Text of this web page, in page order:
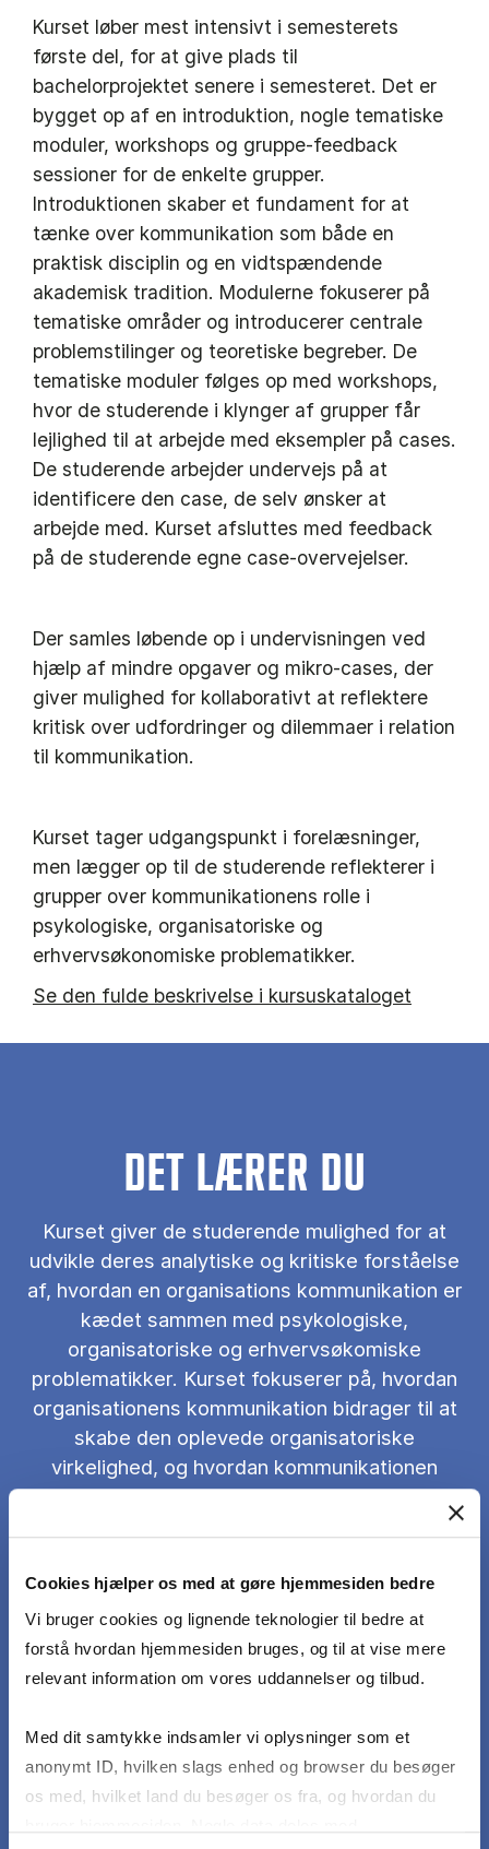
Cookies hjælper os med at gøre hjemmesiden bedre
Vi bruger cookies og lignende teknologier til bedre at
forstå hvordan hjemmesiden bruges, og til at vise mere
relevant information om vores uddannelser og tilbud.
Med dit samtykke indsamler vi oplysninger som et
anonymt ID, hvilken slags enhed og browser du besøger
os med, hvilket land du besøger os fra, og hvordan du
Kurset løber mest intensivt i semesterets
første del, for at give plads til
bachelorprojektet senere i semesteret. Det er
bygget op af en introduktion, nogle tematiske
moduler, workshops og gruppe-feedback
sessioner for de enkelte grupper.
Introduktionen skaber et fundament for at
tænke over kommunikation som både en
praktisk disciplin og en vidtspændende
akademisk tradition. Modulerne fokuserer på
tematiske områder og introducerer centrale
problemstilinger og teoretiske begreber. De
tematiske moduler følges op med workshops,
hvor de studerende i klynger af grupper får
lejlighed til at arbejde med eksempler på cases.
De studerende arbejder undervejs på at
identificere den case, de selv ønsker at
arbejde med. Kurset afsluttes med feedback
på de studerende egne case-overvejelser.
Der samles løbende op i undervisningen ved
hjælp af mindre opgaver og mikro-cases, der
giver mulighed for kollaborativt at reflektere
kritisk over udfordringer og dilemmaer i relation
til kommunikation.
Kurset tager udgangspunkt i forelæsninger,
men lægger op til de studerende reflekterer i
grupper over kommunikationens rolle i
psykologiske, organisatoriske og
erhvervsøkonomiske problematikker.
Se den fulde beskrivelse i kursuskataloget
DET LÆRER DU
Kurset giver de studerende mulighed for at
udvikle deres analytiske og kritiske forståelse
af, hvordan en organisations kommunikation er
kædet sammen med psykologiske,
organisatoriske og erhvervsøkomiske
problematikker. Kurset fokuserer på, hvordan
organisationens kommunikation bidrager til at
skabe den oplevede organisatoriske
virkelighed, og hvordan kommunikationen
dermed bliver central i fx organisatorisk
udvikling, adfærd, identitet, ledelse, kontrol og
kommunikations-cases med udfordringer og
dilemmaer, som analyseres og diskuteres med
udgangspunkt i kursets teoretiske begreber
med henblik på at skabe en kontekst for
baggrund i kurset kunne:
Gøre kritisk rede for kommunikationens centrale